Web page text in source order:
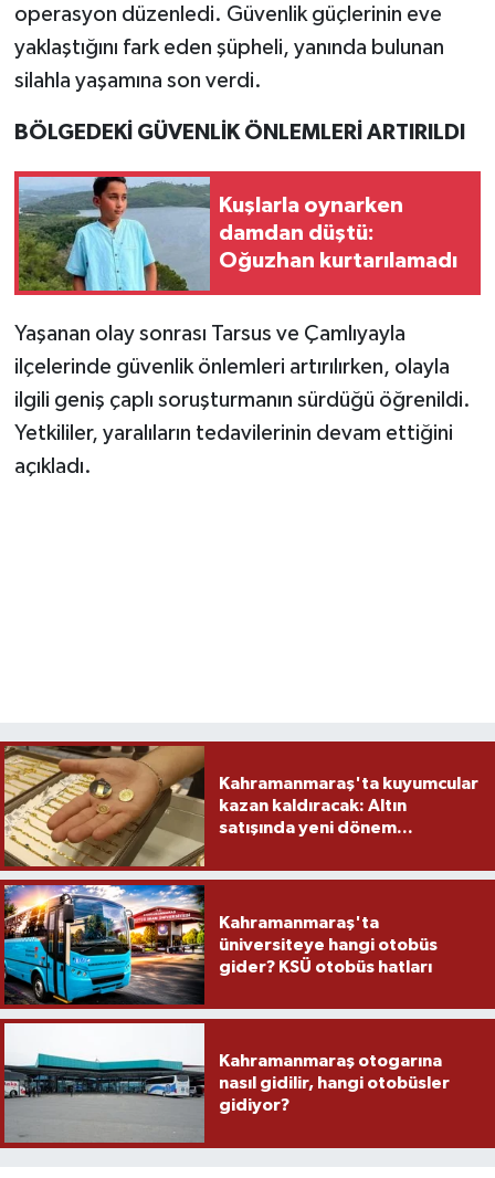
operasyon düzenledi. Güvenlik güçlerinin eve
yaklaştığını fark eden şüpheli, yanında bulunan
silahla yaşamına son verdi.
BÖLGEDEKİ GÜVENLİK ÖNLEMLERİ ARTIRILDI
Kuşlarla oynarken
damdan düştü:
Oğuzhan kurtarılamadı
Yaşanan olay sonrası Tarsus ve Çamlıyayla
ilçelerinde güvenlik önlemleri artırılırken, olayla
ilgili geniş çaplı soruşturmanın sürdüğü öğrenildi.
Yetkililer, yaralıların tedavilerinin devam ettiğini
açıkladı.
Kahramanmaraş'ta kuyumcular
kazan kaldıracak: Altın
satışında yeni dönem...
Kahramanmaraş'ta
üniversiteye hangi otobüs
gider? KSÜ otobüs hatları
Kahramanmaraş otogarına
nasıl gidilir, hangi otobüsler
gidiyor?